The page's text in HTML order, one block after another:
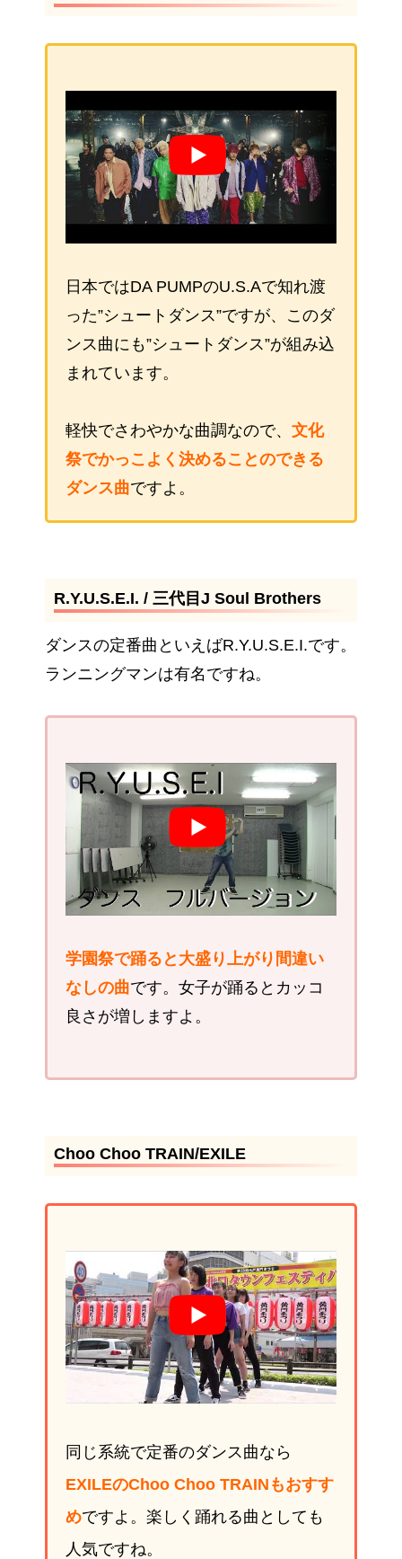
日本ではDA PUMPのU.S.Aで知れ渡
った”シュートダンス”ですが、このダ
ンス曲にも”シュートダンス”が組み込
まれています。
軽快でさわやかな曲調なので、 文化
祭でかっこよく決めることのできる
ダンス曲ですよ。
R.Y.U.S.E.I. / 三代目J Soul Brothers
ダンスの定番曲といえばR.Y.U.S.E.I.です。
ランニングマンは有名ですね。
学園祭で踊ると大盛り上がり間違い
なしの曲です。女子が踊るとカッコ
良さが増しますよ。
Choo Choo TRAIN/EXILE
同じ系統で定番のダンス曲なら
EXILEのChoo Choo TRAINもおすす
めですよ。楽しく踊れる曲としても
人気ですね。